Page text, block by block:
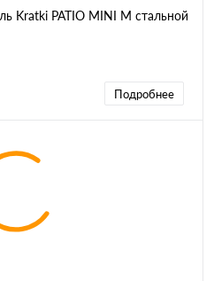
Kratki PATIO MINI M стальной
Подробнее